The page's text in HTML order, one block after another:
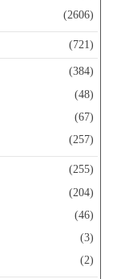
(2606)
(721)
(384)
(48)
(67)
(257)
(255)
(204)
(46)
(3)
(2)